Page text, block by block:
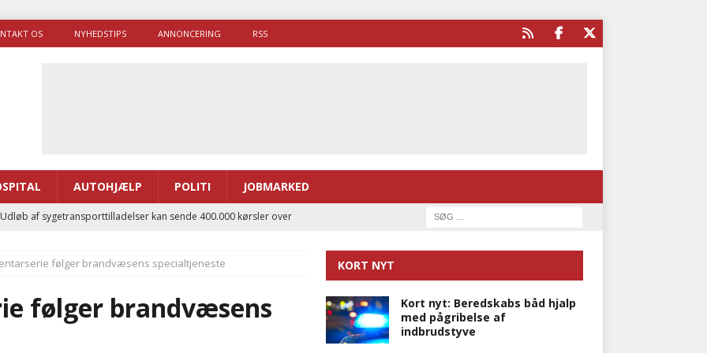
OS NYHEDSTIPS ANNONCERING RSS
AUTOHJÆLP POLITI JOBMARKED
af sygetransporttilladelser kan sende 400.000 kørsler over
og el-sygetransportvogn til Samsø
PRÆHOSPITAL
brugte lidt længere tid på at komme af sted i 2025
følger brandvæsens specialtjeneste
følger brandvæsens
KORT NYT
Kort nyt: Beredskabs båd hjalp
med pågribelse af
indbrudstyve